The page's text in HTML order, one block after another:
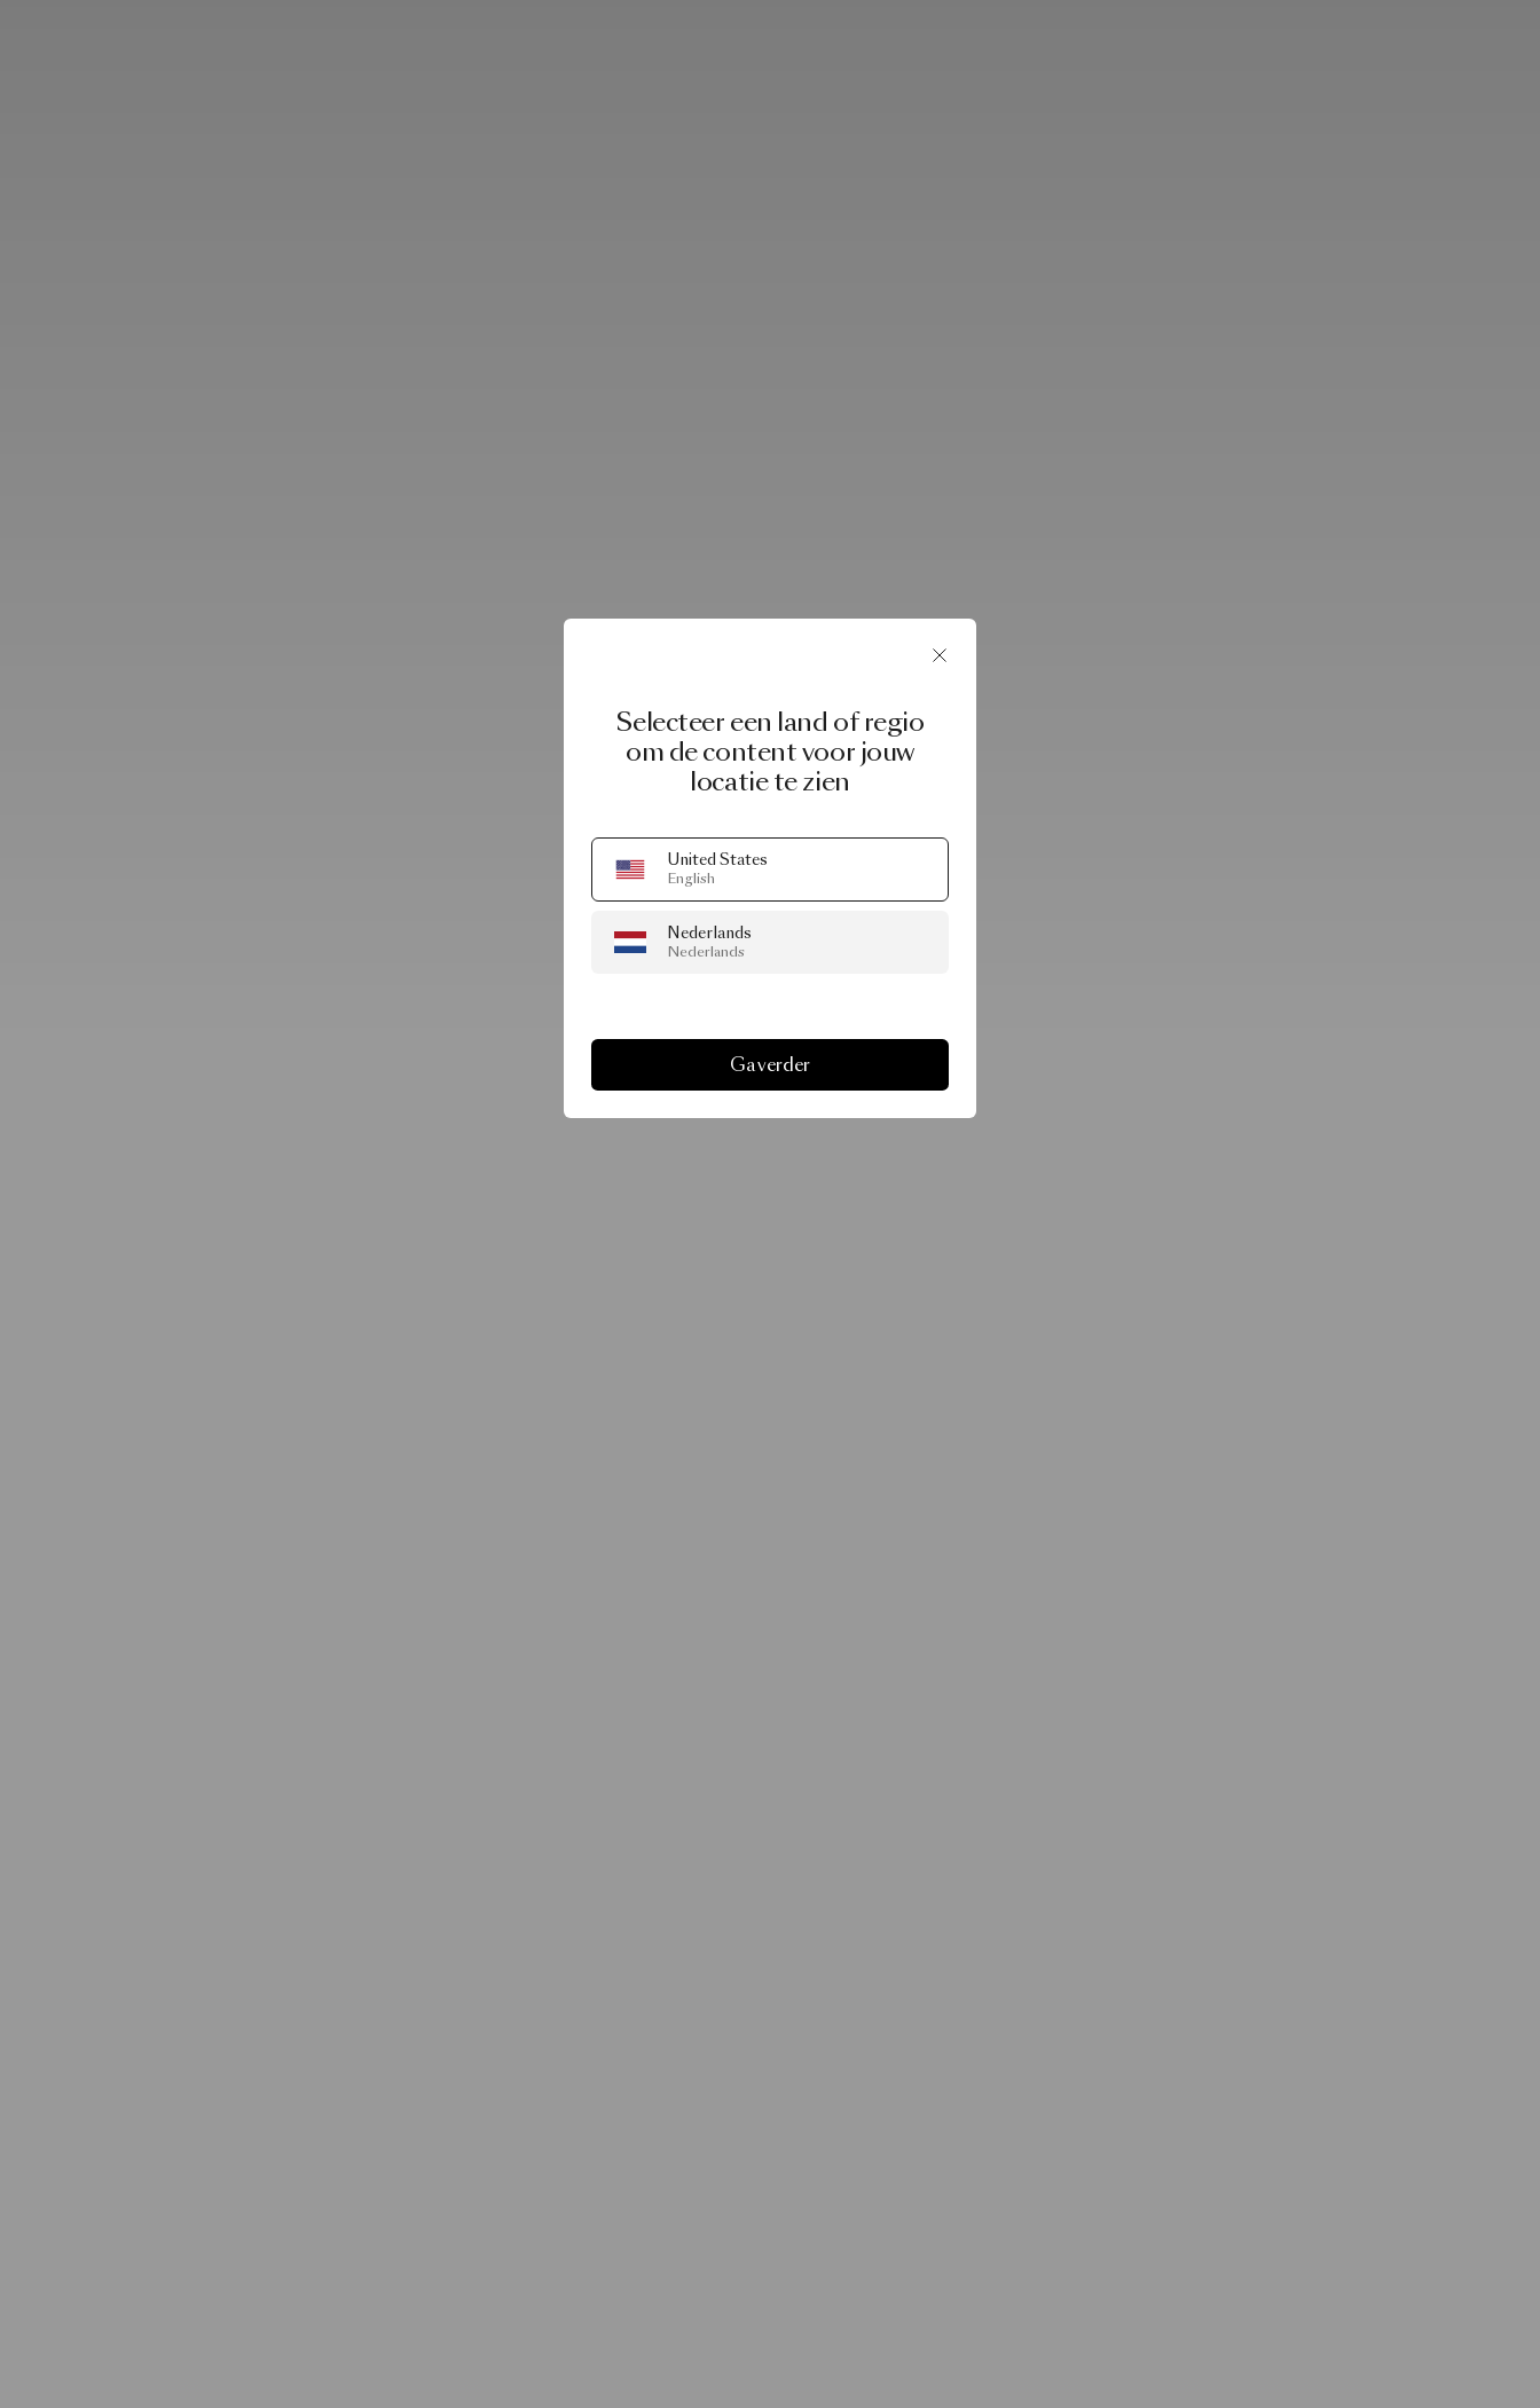
Selecteer een land of regio
om de content voor jouw
locatie te zien
United States
English
Nederlands
Nederlands
Ga verder